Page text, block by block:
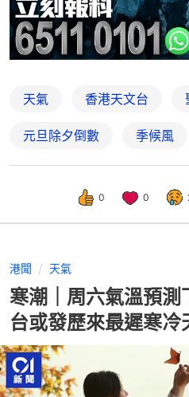
天氣 香港天文台
元旦除夕倒數 季候風
0 0
港聞 天氣
寒潮｜周六氣溫預
台或發歷來最遲寒冷